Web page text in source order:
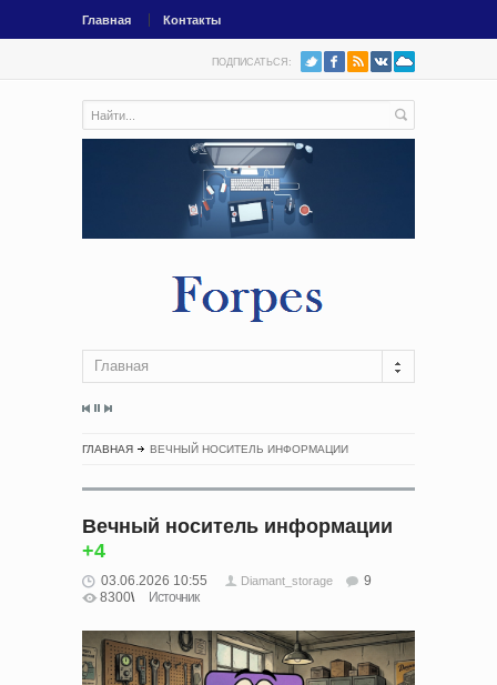
Главная Контакты
ПОДПИСАТЬСЯ:
Главная
ГЛАВНАЯ ВЕЧНЫЙ НОСИТЕЛЬ ИНФОРМАЦИИ
Вечный носитель информации
+4
03.06.2026 10:55 Diamant_storage
9
8300
Источник